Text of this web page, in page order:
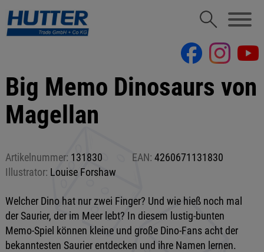
Big Memo Dinosaurs von
Magellan
Artikelnummer: 131830 EAN: 4260671131830
Illustrator: Louise Forshaw
Welcher Dino hat nur zwei Finger? Und wie hieß noch mal
der Saurier, der im Meer lebt? In diesem lustig-bunten
Memo-Spiel können kleine und große Dino-Fans acht der
bekanntesten Saurier entdecken und ihre Namen lernen.